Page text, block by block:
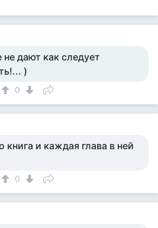
дают как следует
)
0
книга и каждая глава в ней
0